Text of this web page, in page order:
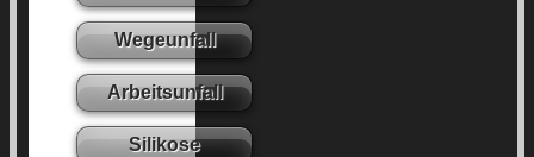
Wegeunfall
Arbeitsunfall
Silikose